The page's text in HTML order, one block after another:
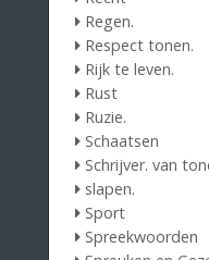
Regen.
Respect tonen.
Rijk te leven.
Rust
Ruzie.
Schaatsen
Schrijver. van
slapen.
Sport
Spreekwoorden